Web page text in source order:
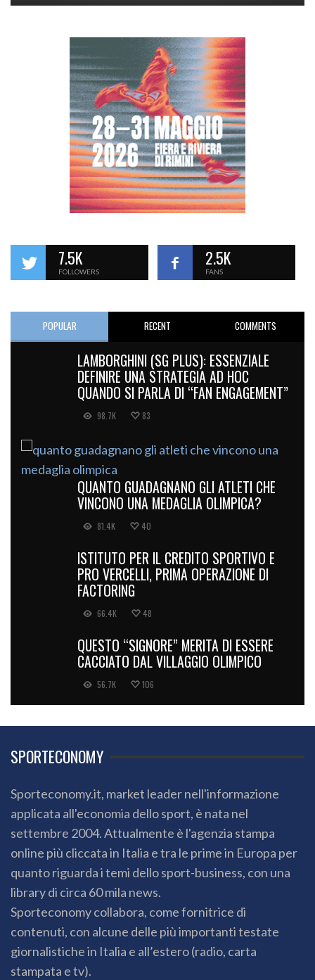
7.5K
FOLLOWERS
2.5K
FANS
POPULAR RECENT COMMENTS
LAMBORGHINI (SG PLUS): ESSENZIALE
DEFINIRE UNA STRATEGIA AD HOC
QUANDO SI PARLA DI “FAN ENGAGEMENT”
98.7K 83
QUANTO GUADAGNANO GLI ATLETI CHE
VINCONO UNA MEDAGLIA OLIMPICA?
81.4K 40
ISTITUTO PER IL CREDITO SPORTIVO E
PRO VERCELLI, PRIMA OPERAZIONE DI
FACTORING
66.4K 48
QUESTO “SIGNORE” MERITA DI ESSERE
CACCIATO DAL VILLAGGIO OLIMPICO
56.7K 106
SPORTECONOMY
Sporteconomy.it, market leader nell'informazione
applicata all'economia dello sport, è nata nel
settembre 2004. Attualmente è l'agenzia stampa
online più cliccata in Italia e tra le prime in Europa per
quanto riguarda i temi dello sport-business, con una
library di circa 60 mila news.
Sporteconomy collabora, come fornitrice di
contenuti, con alcune delle più importanti testate
giornalistiche in Italia e all’estero (radio, carta
stampata e tv).